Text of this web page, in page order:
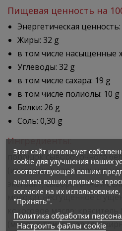
Пищевая ценность на
Энергетическая
Жиры: 32 g
в том числе насыщенные
Углеводы: 32 g
в том числе сахара: 19 g
в том числе полиолы: 10 g
Белки: 26 g
Соль: 0,30 g
Ингредиенты:
порошок сывороточного
(из молока); карамельная
экстракт; сывороточный
молока); несгущенное
кокосовое масло;
(моно- и триглицериды
Этот сайт использует
cookie для улучшения наших
соответствующей вашим
анализа ваших привычек
согласие на их
"Принять".
Политика обработки
Настроить файлы cookie